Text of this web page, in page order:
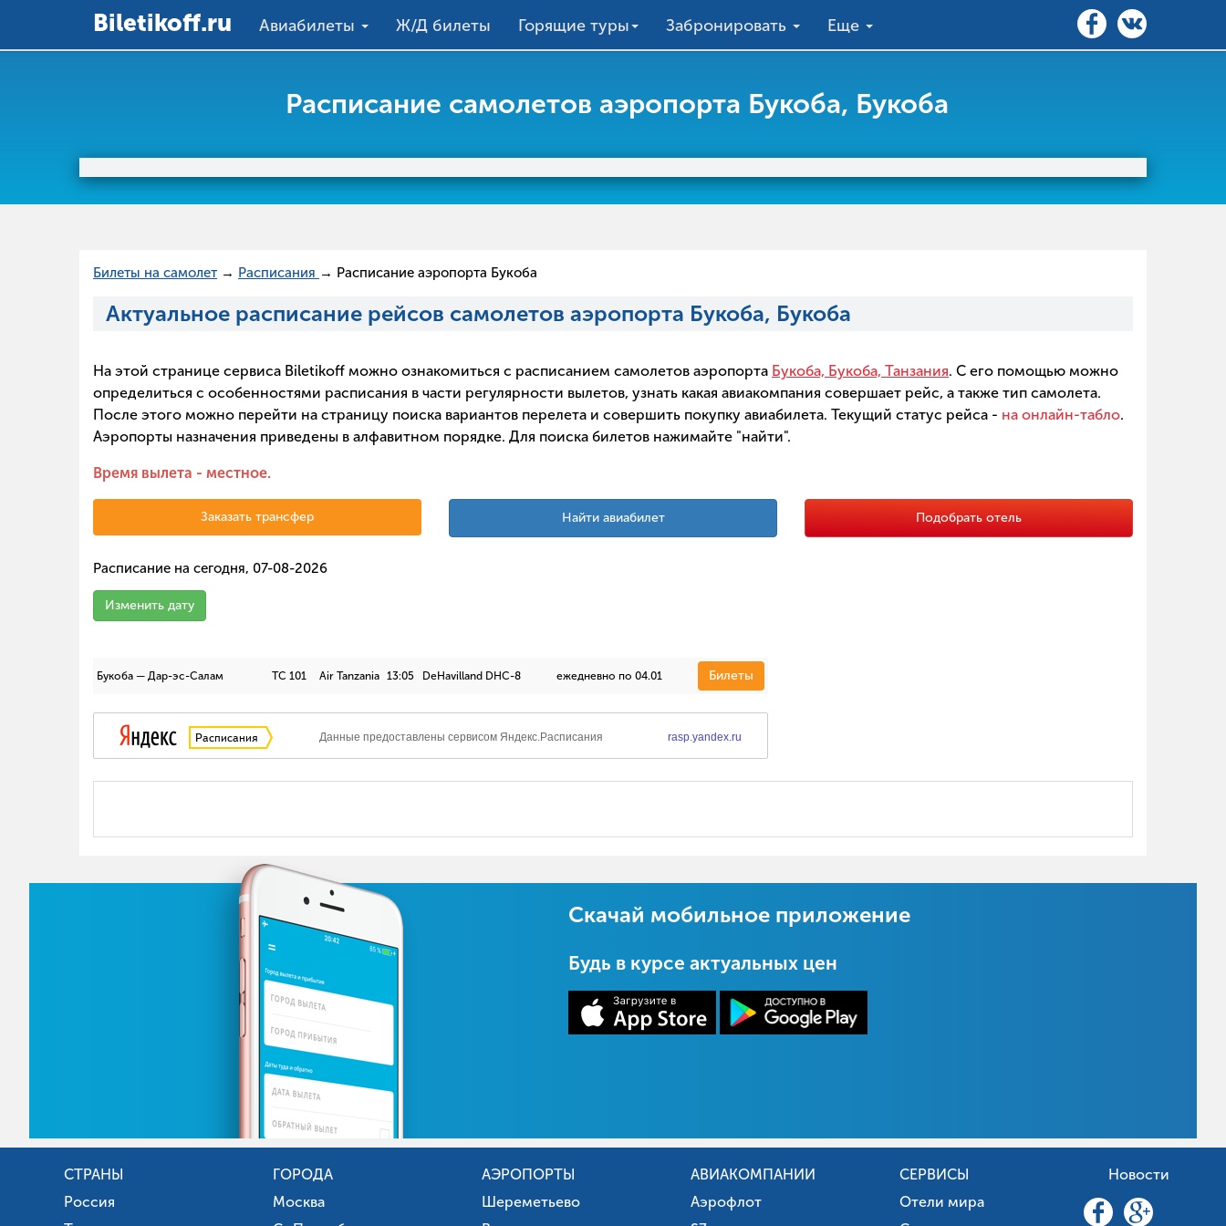
Вiletikoff.ru Авиабилеты Ж/Д билеты Горящие туры Забронировать Еще
Расписание самолетов аэропорта Букоба, Букоба
Билеты на самолет → Расписания → Расписание аэропорта Букоба
Актуальное расписание рейсов самолетов аэропорта Букоба, Букоба
На этой странице сервиса Biletikoff можно ознакомиться с расписанием самолетов аэропорта Букоба, Букоба, Танзания. С его помощью можно
определиться с особенностями расписания в части регулярности вылетов, узнать какая авиакомпания совершает рейс, а также тип самолета.
После этого можно перейти на страницу поиска вариантов перелета и совершить покупку авиабилета. Текущий статус рейса - на онлайн-табло.
Аэропорты назначения приведены в алфавитном порядке. Для поиска билетов нажимайте "найти".
Время вылета - местное.
Заказать трансфер Найти авиабилет Подобрать отель
Расписание на сегодня, 07-08-2026
Изменить дату
Букоба — Дар-эс-Салам TC 101 Air Tanzania 13:05 DeHavilland DHC-8 ежедневно по 04.01 Билеты
Скачай мобильное приложение
Будь в курсе актуальных цен
СТРАНЫ
Россия
ГОРОДА
Москва
АЭРОПОРТЫ
Шереметьево
АВИАКОМПАНИИ
Аэрофлот
СЕРВИСЫ
Отели мира
Новости